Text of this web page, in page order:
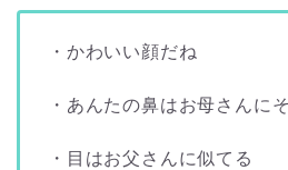
・かわいい顔だね
・あんたの鼻はお母さんに
・目はお父さんに似てる